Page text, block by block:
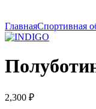
ГлавнаяСпортивная
2,300 ₽